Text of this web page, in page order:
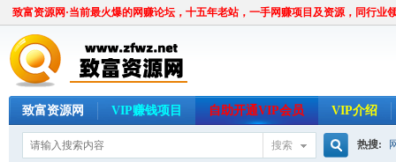
致富资源网·当前最火爆的网赚论坛，十五年老站，一手网赚项目及资源，同行业
致富资源网 VIP赚钱项目 自助开通VIP会员 VIP介绍
搜索 热搜: